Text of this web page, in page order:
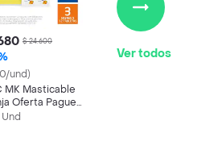
$ 24.600
und)
MK Masticable
Oferta Pague
3 sobre x 12
Und
Ver todos